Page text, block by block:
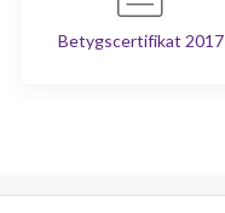
Betygscertifikat 2017